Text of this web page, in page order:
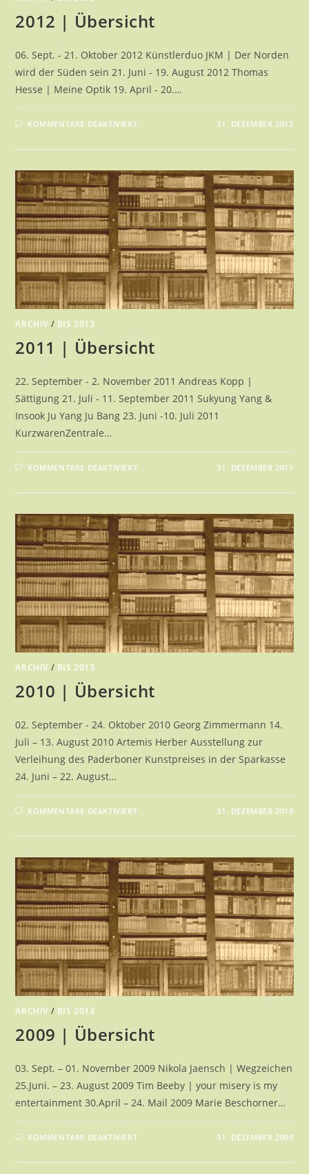
2012 | Übersicht
06. Sept. - 21. Oktober 2012 Künstlerduo JKM | Der Norden
wird der Süden sein 21. Juni - 19. August 2012 Thomas
Hesse | Meine Optik 19. April - 20.…
KOMMENTARE DEAKTIVIERTFÜR
ÜBERSICHT
31. DEZEMBER 2012
ARCHIV / BIS 2013
2011 | Übersicht
22. September - 2. November 2011 Andreas Kopp |
Sättigung 21. Juli - 11. September 2011 Sukyung Yang &
Insook Ju Yang Ju Bang 23. Juni -10. Juli 2011
KurzwarenZentrale…
KOMMENTARE DEAKTIVIERTFÜR
ÜBERSICHT
31. DEZEMBER 2011
ARCHIV / BIS 2013
2010 | Übersicht
02. September - 24. Oktober 2010 Georg Zimmermann 14.
Juli – 13. August 2010 Artemis Herber Ausstellung zur
Verleihung des Paderboner Kunstpreises in der Sparkasse
24. Juni – 22. August…
KOMMENTARE DEAKTIVIERTFÜR
ÜBERSICHT
31. DEZEMBER 2010
ARCHIV / BIS 2013
2009 | Übersicht
03. Sept. – 01. November 2009 Nikola Jaensch | Wegzeichen
25.Juni. – 23. August 2009 Tim Beeby | your misery is my
entertainment 30.April – 24. Mail 2009 Marie Beschorner…
KOMMENTARE DEAKTIVIERTFÜR
ÜBERSICHT
31. DEZEMBER 2009